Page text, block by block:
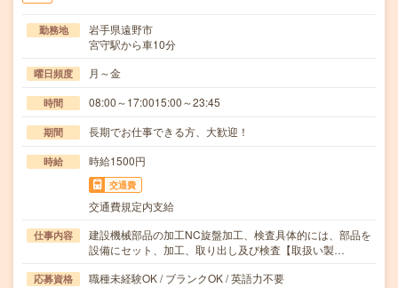
勤務地
岩手県遠野市
宮守駅から車10分
曜日頻度 月～金
時間 08:00～17:0015:00～23:45
期間 長期でお仕事できる方、大歓迎！
時給 時給1500円
交通費
交通費規定内支給
仕事内容
建設機械部品の加工NC旋盤加工、検査具体的には、部品を
設備にセット、加工、取り出し及び検査【取扱い製…
応募資格
職種未経験OK / ブランクOK / 英語力不要